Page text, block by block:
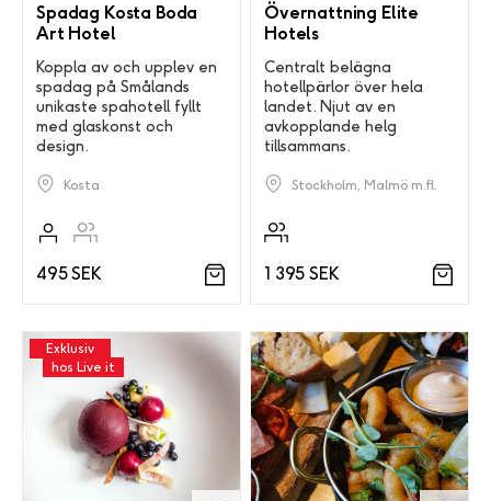
Spadag Kosta Boda
Art Hotel
Koppla av och upplev en
spadag på Smålands
unikaste spahotell fyllt
med glaskonst och
design.
Kosta
495 SEK
Övernattning Elite
Hotels
Centralt belägna
hotellpärlor över hela
landet. Njut av en
avkopplande helg
tillsammans.
Stockholm, Malmö m.fl.
1 395 SEK
Exklusiv
hos Live it